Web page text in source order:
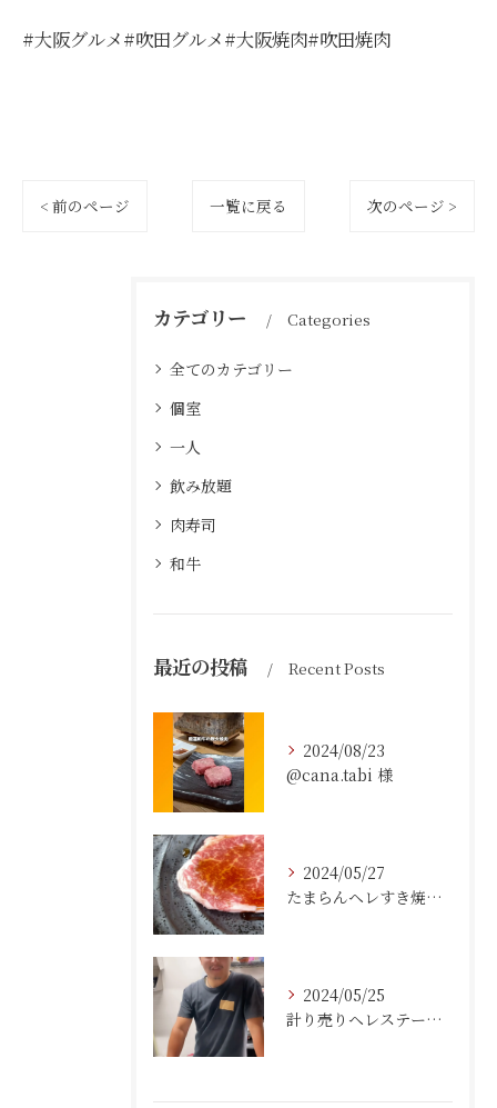
#大阪グルメ#吹田グルメ#大阪焼肉#吹田焼肉
< 前のページ 一覧に戻る 次のページ >
カテゴリー Categories
全てのカテゴリー
個室
一人
飲み放題
肉寿司
和牛
最近の投稿 Recent Posts
2024/08/23
@cana.tabi 様
2024/05/27
たまらんヘレすき焼き(小ライス付き) 550円
2024/05/25
計り売りヘレステーキ 1g12円